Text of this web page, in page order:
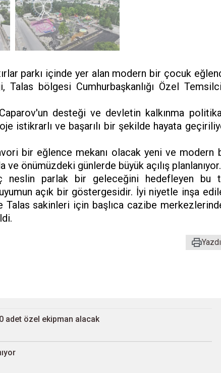
parkı içinde yer alan modern bir çocuk
Talas bölgesi Cumhurbaşkanlığı Özel
desteği ve devletin kalkınma
istikrarlı ve başarılı bir şekilde hayata
bir eğlence mekanı olacak yeni ve modern
önümüzdeki günlerde büyük açılış planlanıyor.
neslin parlak bir geleceğini hedefleyen bu
açık bir göstergesidir. İyi niyetle inşa
sakinleri için başlıca cazibe
adet özel ekipman alacak